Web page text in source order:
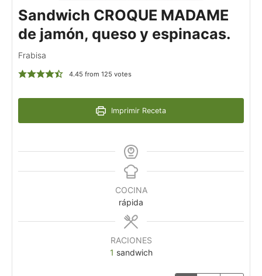
Sandwich CROQUE MADAME
de jamón, queso y espinacas.
Frabisa
4.45 from 125 votes
Imprimir Receta
COCINA
rápida
RACIONES
1 sandwich